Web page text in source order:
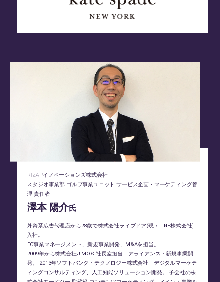
RIZAPイノベーションズ株式会社
スタジオ事業部 ゴルフ事業ユニット サービス企画・マーケティング管
理 責任者
澤本 陽介氏
外資系広告代理店から28歳で株式会社ライブドア(現：LINE株式会社)
入社。
EC事業マネージメント、新規事業開発、M&Aを担当。
2009年から株式会社JIMOS 社長室担当 アライアンス・新規事業開
発。 2013年ソフトバンク・テクノロジー株式会社 デジタルマーケテ
ィングコンサルティング、人工知能ソリューション開発。 子会社の株